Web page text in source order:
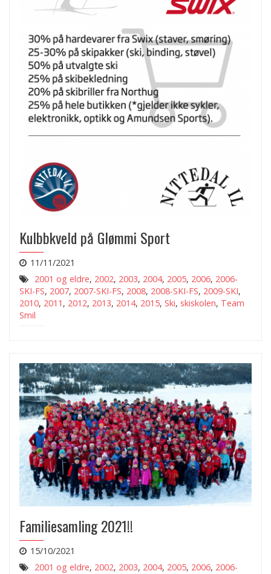
Kulbbkveld på Glømmi Sport
11/11/2021
2001 og eldre, 2002, 2003, 2004, 2005, 2006, 2006-
SKI-FS, 2007, 2007-SKI-FS, 2008, 2008-SKI-FS, 2009-SKI,
2010, 2011 , 2012, 2013, 2014, 2015, Ski, skiskolen, Team
Smil
Familiesamling 2021!!
15/10/2021
2001 og eldre, 2002, 2003, 2004, 2005, 2006, 2006-